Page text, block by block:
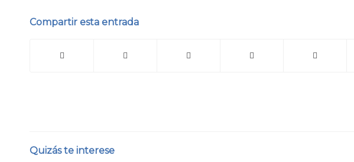
Compartir esta entrada
Quizás te interese